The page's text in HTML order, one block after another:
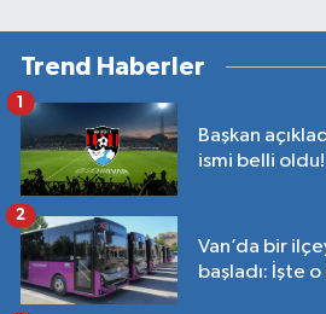
Trend Haberler
Başkan
ismi belli oldu!
1
Van’da bir
başladı: İşte
2